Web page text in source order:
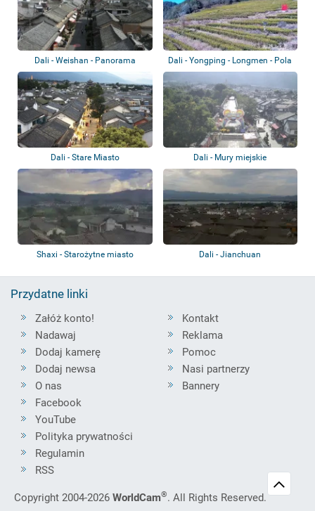
Dali - Weishan - Panorama
Dali - Yongping - Longmen - Pola
herbaci...
Dali - Stare Miasto Dali - Mury miejskie
Shaxi - Starożytne miasto Dali - Jianchuan
Przydatne linki
Załóż konto!
Nadawaj
Dodaj kamerę
Dodaj newsa
O nas
Kontakt
Reklama
Pomoc
Nasi partnerzy
Bannery
Facebook
YouTube
Polityka prywatności
Regulamin
RSS
Copyright 2004-2026 WorldCam®. All Rights Reserved.